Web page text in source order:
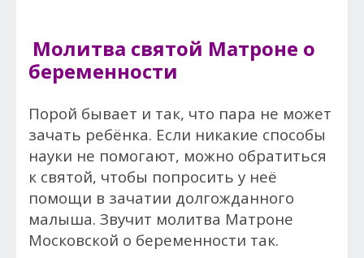
Молитва святой Матроне о
беременности
Порой бывает и так, что пара не может
зачать ребёнка. Если никакие способы
науки не помогают, можно обратиться
к святой, чтобы попросить у неё
помощи в зачатии долгожданного
малыша. Звучит молитва Матроне
Московской о беременности так.